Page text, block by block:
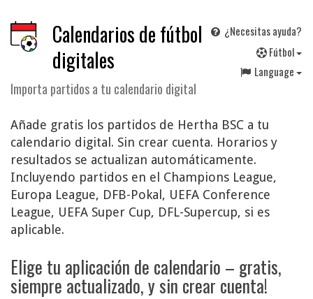
Calendarios de fútbol
digitales
Importa partidos a tu calendario digital
¿Necesitas ayuda?
Fútbol
Language
Añade gratis los partidos de Hertha BSC a tu
calendario digital. Sin crear cuenta. Horarios y
resultados se actualizan automáticamente.
Incluyendo partidos en el Champions League,
Europa League, DFB-Pokal, UEFA Conference
League, UEFA Super Cup, DFL-Supercup, si es
aplicable.
Elige tu aplicación de calendario – gratis,
siempre actualizado, y sin crear cuenta!